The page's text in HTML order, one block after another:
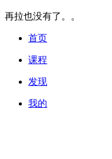
再拉也没有了。。
首页
课程
发现
我的